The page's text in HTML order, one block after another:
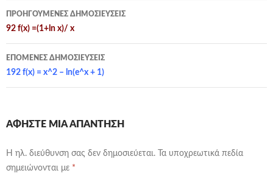
Πλοήγηση
άρθρων
ΠΡΟΗΓΟΎΜΕΝΕΣ ΔΗΜΟΣΙΕΎΣΕΙΣ
92 f(x) =(1+ln x)/ x
ΕΠΌΜΕΝΕΣ ΔΗΜΟΣΙΕΎΣΕΙΣ
192 f(x) = x^2 – ln(e^x + 1)
ΑΦΉΣΤΕ ΜΙΑ ΑΠΆΝΤΗΣΗ
Η ηλ. διεύθυνση σας δεν δημοσιεύεται.
Τα υποχρεωτικά πεδία
σημειώνονται με *